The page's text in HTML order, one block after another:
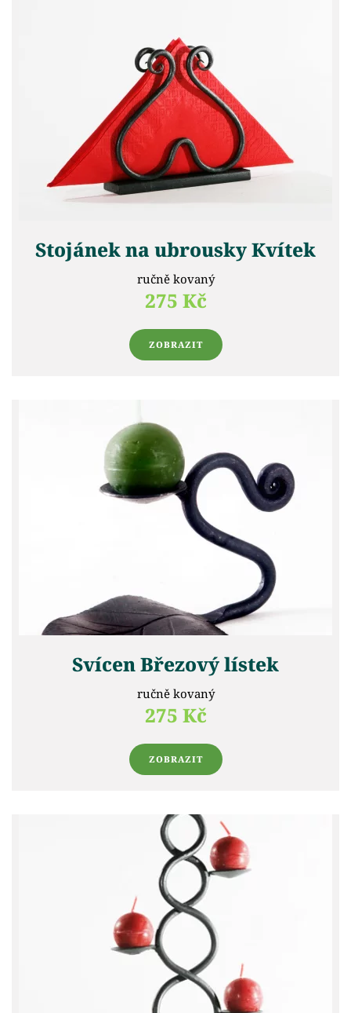
Stojánek na ubrousky Kvítek
ručně kovaný
275 Kč
ZOBRAZIT
Svícen Březový lístek
ručně kovaný
275 Kč
ZOBRAZIT